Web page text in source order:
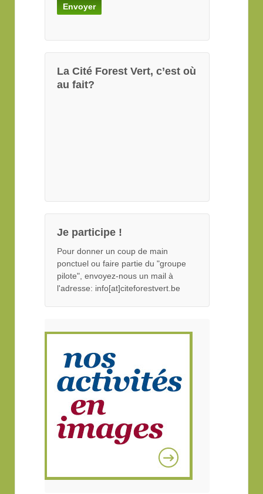
La Cité Forest Vert, c’est où
au fait?
Je participe !
Pour donner un coup de main
ponctuel ou faire partie du "groupe
pilote", envoyez-nous un mail à
l'adresse: info[at]citeforestvert.be